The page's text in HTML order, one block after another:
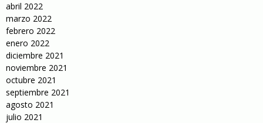
abril 2022
marzo 2022
febrero 2022
enero 2022
diciembre 2021
noviembre 2021
octubre 2021
septiembre 2021
agosto 2021
julio 2021